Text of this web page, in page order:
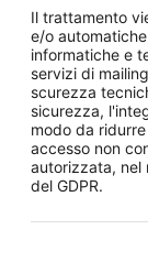
Il trattamento
e/o
informatiche e
servizi di
scurezza
sicurezza,
modo da
accesso non
autorizzata,
del GDPR.